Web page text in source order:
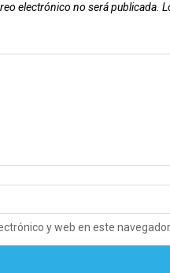
electrónico no será publicada.
y web en este